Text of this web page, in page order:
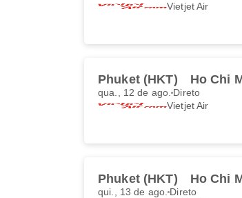
Vietjet Air
Phuket (HKT) Ho Chi
qua., 12 de ago. Direto
Vietjet Air
Phuket (HKT) Ho Chi
qui., 13 de ago. Direto